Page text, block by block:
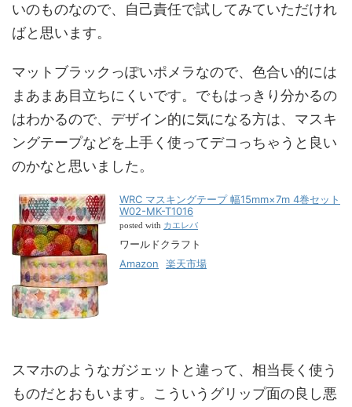
いのものなので、自己責任で試してみていただけれ
ばと思います。
マットブラックっぽいポメラなので、色合い的には
まあまあ目立ちにくいです。でもはっきり分かるの
はわかるので、デザイン的に気になる方は、マスキ
ングテープなどを上手く使ってデコっちゃうと良い
のかなと思いました。
WRC マスキングテープ 幅15mm×7m 4巻セット
W02-MK-T1016
posted with カエレバ
ワールドクラフト
Amazon
楽天市場
スマホのようなガジェットと違って、相当長く使う
ものだとおもいます。こういうグリップ面の良し悪